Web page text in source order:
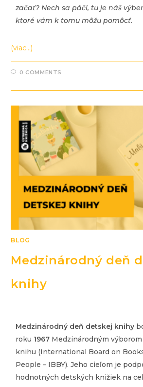
začať? Nech sa páči, tu je náš
ktoré vám k tomu môžu pomôcť.
(viac…)
0 COMMENTS
BLOG
Medzinárodný deň
knihy
Medzinárodný deň detskej knihy
roku 1967 Medzinárodným
knihu (International Board on
People – IBBY). Jeho cieľom je
hodnotných detských knižiek na